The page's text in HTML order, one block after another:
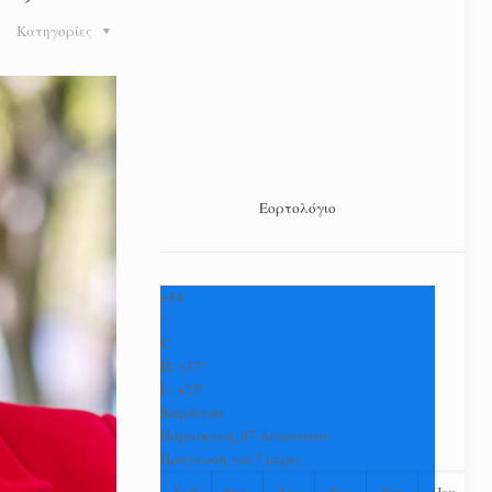
Κατηγορίες
Εορτολόγιο
+34
°
C
H:+37°
L:+25°
Καρδίτσα
Παρασκευή, 07 Αύγουστος
Πρόγνωση για 7 μέρες